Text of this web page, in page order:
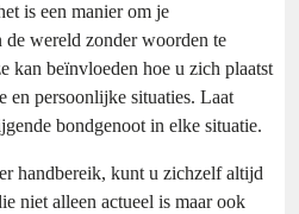
is een manier om je
wereld zonder woorden te
kan beïnvloeden hoe u zich plaatst
en persoonlijke situaties. Laat
bondgenoot in elke situatie.
handbereik, kunt u zichzelf altijd
niet alleen actueel is maar ook